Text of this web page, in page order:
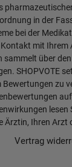
in der
bei der
Kontakt mit Ihrem
sammelt über
SHOPVOTE
Bewertungen zu
auf
lesen
Ärztin, Ihren Arzt
Vertrag